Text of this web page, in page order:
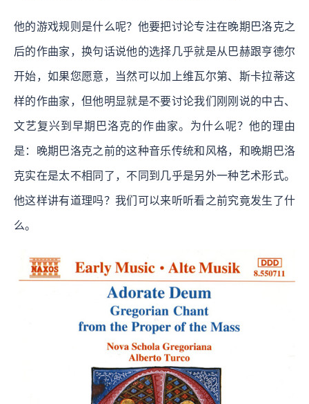
他的游戏规则是什么呢？他要把讨论专注在晚期巴洛克之
后的作曲家，换句话说他的选择几乎就是从巴赫跟亨德尔
开始，如果您愿意，当然可以加上维瓦尔第、斯卡拉蒂这
样的作曲家，但他明显就是不要讨论我们刚刚说的中古、
文艺复兴到早期巴洛克的作曲家。为什么呢？他的理由
是：晚期巴洛克之前的这种音乐传统和风格，和晚期巴洛
克实在是太不相同了，不同到几乎是另外一种艺术形式。
他这样讲有道理吗？我们可以来听听看之前究竟发生了什
么。